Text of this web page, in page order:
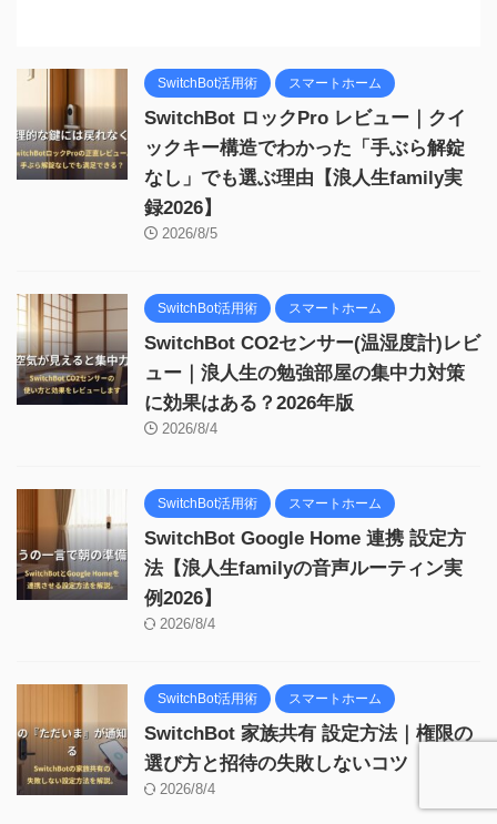
SwitchBot活用術 スマートホーム
SwitchBot ロックPro レビュー｜クイ
ックキー構造でわかった「手ぶら解錠
なし」でも選ぶ理由【浪人生family実
録2026】
2026/8/5
SwitchBot活用術 スマートホーム
SwitchBot CO2センサー(温湿度計)レビ
ュー｜浪人生の勉強部屋の集中力対策
に効果はある？2026年版
2026/8/4
SwitchBot活用術 スマートホーム
SwitchBot Google Home 連携 設定方
法【浪人生familyの音声ルーティン実
例2026】
2026/8/4
SwitchBot活用術 スマートホーム
SwitchBot 家族共有 設定方法｜権限の
選び方と招待の失敗しないコツ
2026/8/4